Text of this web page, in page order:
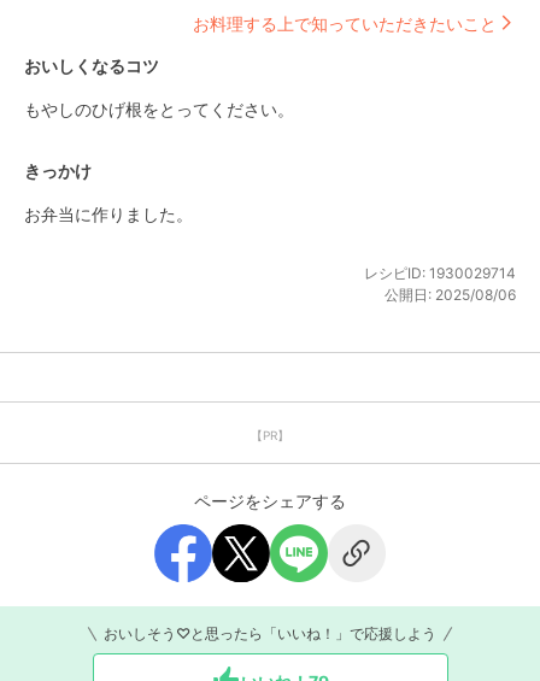
お料理する上で知っていただきたいこと
おいしくなるコツ
もやしのひげ根をとってください。
きっかけ
お弁当に作りました。
レシピID: 1930029714
公開日: 2025/08/06
【PR】
ページをシェアする
おいしそう♡と思ったら「いいね！」で応援しよう